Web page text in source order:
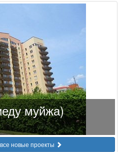
муйжа)
новые проекты